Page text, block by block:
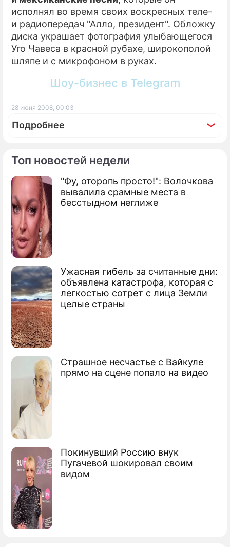
Топ новостей недели
"Фу, оторопь просто!": Волочкова
вывалила срамные места в
бесстыдном неглиже
Ужасная гибель за считанные дни:
объявлена катастрофа, которая с
легкостью сотрет с лица Земли
целые страны
Страшное несчастье с Вайкуле
прямо на сцене попало на видео
Покинувший Россию внук
Пугачевой шокировал своим
видом
исполнял во время своих воскресных теле-
и радиопередач "Алло, президент". Обложку
диска украшает фотография улыбающегося
Уго Чавеса в красной рубахе, широкополой
шляпе и с микрофоном в руках.
Шоу-бизнес в Telegram
28 июня 2008, 00:03
Подробнее
По теме
Уго Чавеса обвинили в наркомании
Чавеса и Моралеса побила женщина
Чавес назначил нового Гитлера